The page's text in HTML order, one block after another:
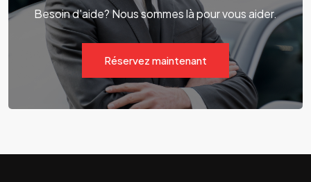
Besoin d'aide? Nous sommes là pour vous aider.
Réservez maintenant